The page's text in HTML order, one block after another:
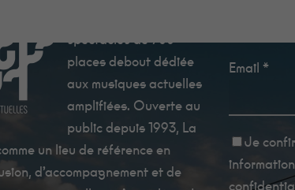
spectacles de 700
places debout dédiée
aux musiques actuelles
amplifiées. Ouverte au
public depuis 1993, La
un lieu de référence en
d’accompagnement et de
Email *
Je